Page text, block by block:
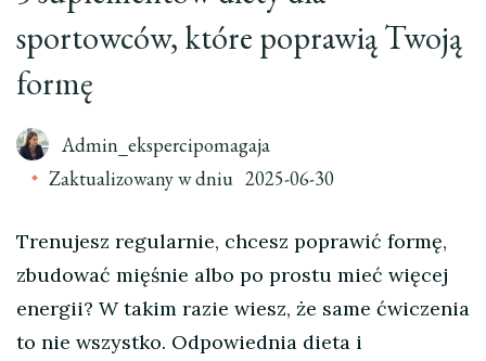
sportowców, które poprawią Twoją
formę
Admin_ekspercipomagaja
Zaktualizowany w dniu 2025-06-30
Trenujesz regularnie, chcesz poprawić formę,
zbudować mięśnie albo po prostu mieć więcej
energii? W takim razie wiesz, że same ćwiczenia
to nie wszystko. Odpowiednia dieta i